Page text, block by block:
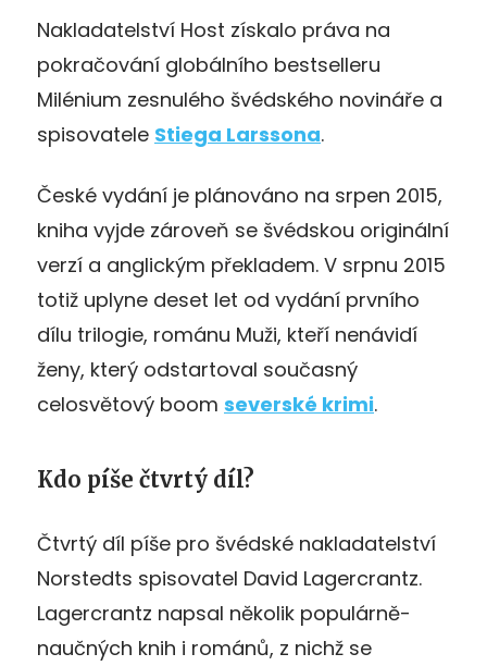
Nakladatelství Host získalo práva na
pokračování globálního bestselleru
Milénium zesnulého švédského novináře a
spisovatele Stiega Larssona.
České vydání je plánováno na srpen 2015,
kniha vyjde zároveň se švédskou originální
verzí a anglickým překladem. V srpnu 2015
totiž uplyne deset let od vydání prvního
dílu trilogie, románu Muži, kteří nenávidí
ženy, který odstartoval současný
celosvětový boom severské krimi.
Kdo píše čtvrtý díl?
Čtvrtý díl píše pro švédské nakladatelství
Norstedts spisovatel David Lagercrantz.
Lagercrantz napsal několik populárně-
naučných knih i románů, z nichž se